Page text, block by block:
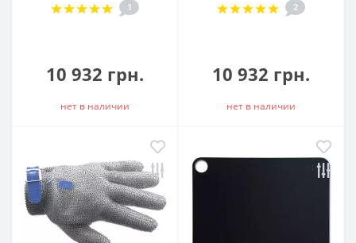
1
10 932 грн.
нет в наличии
2
10 932 грн.
нет в наличии